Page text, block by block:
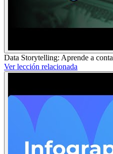
Data Storytelling: Aprende a
Ver lección relacionada